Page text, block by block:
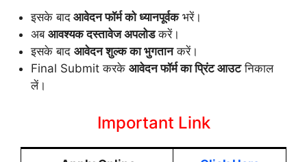
इसके बाद आवेदन फॉर्म को ध्यानपूर्वकभरें।
अब आवश्यक दस्तावेज अपलोडकरें।
इसके बाद आवेदन शुल्क का भुगतानकरें।
Final Submit करके आवेदन फॉर्म का प्रिंट आउटनिकाल
लें।
Important Link